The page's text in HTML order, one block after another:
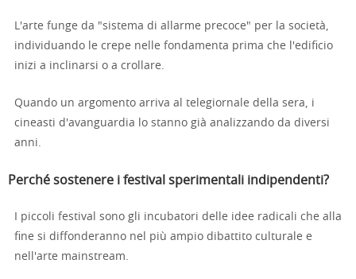
L'arte funge da "sistema di allarme precoce" per la società,
individuando le crepe nelle fondamenta prima che l'edificio
inizi a inclinarsi o a crollare.
Quando un argomento arriva al telegiornale della sera, i
cineasti d'avanguardia lo stanno già analizzando da diversi
anni.
Perché sostenere i festival sperimentali indipendenti?
I piccoli festival sono gli incubatori delle idee radicali che alla
fine si diffonderanno nel più ampio dibattito culturale e
nell'arte mainstream.